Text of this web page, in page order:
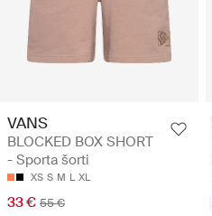
VANS
BLOCKED BOX SHORT
- Sporta šorti
XS S M L XL
33 € 55 €